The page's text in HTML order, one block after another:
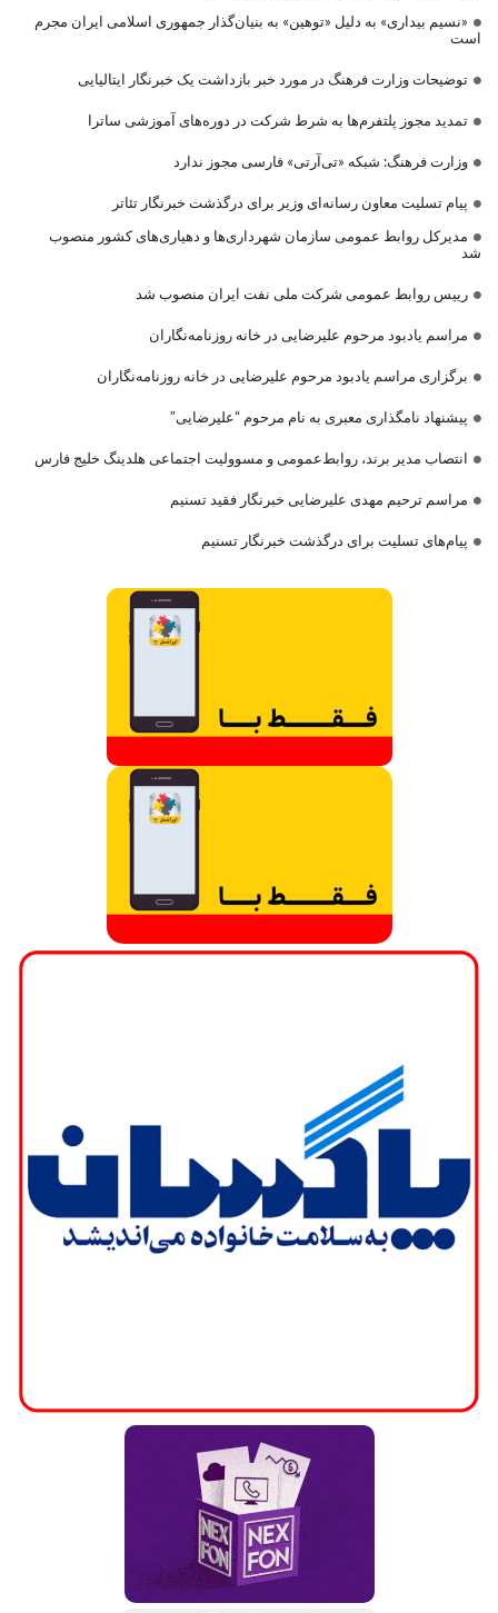
«نسیم بیداری» به دلیل «توهین» به بنیان‌گذار جمهوری اسلامی ایران مجرم
است
توضیحات وزارت فرهنگ در مورد خبر بازداشت یک خبرنگار ایتالیایی
تمدید مجوز پلتفرم‌ها به شرط شرکت در دوره‌های آموزشی ساترا
وزارت فرهنگ: شبکه «تی‌آرتی» فارسی مجوز ندارد
پیام تسلیت معاون رسانه‌ای وزیر برای درگذشت خبرنگار تئاتر
مدیرکل روابط عمومی سازمان شهرداری‌ها و دهیاری‌های کشور منصوب
شد
رییس روابط عمومی شرکت ملی نفت ایران منصوب شد
مراسم یادبود مرحوم علیرضایی در خانه روزنامه‌نگاران
برگزاری مراسم یادبود مرحوم علیرضایی در خانه روزنامه‌نگاران
پیشنهاد نامگذاری معبری به نام مرحوم “علیرضایی”
انتصاب مدیر برند، روابط‌عمومی و مسوولیت اجتماعی هلدینگ خلیج فارس
مراسم ترحیم مهدی علیرضایی خبرنگار فقید تسنیم
پیام‌های تسلیت برای درگذشت خبرنگار تسنیم